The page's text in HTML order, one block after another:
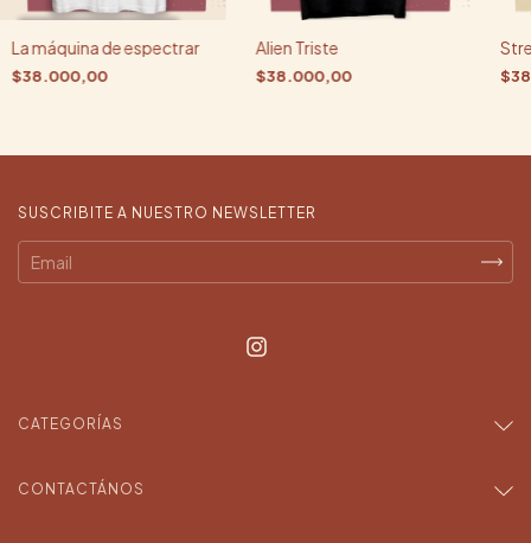
La máquina de espectrar
$38.000,00
Alien Triste
$38.000,00
SUSCRIBITE A NUESTRO NEWSLETTER
CATEGORÍAS
CONTACTÁNOS